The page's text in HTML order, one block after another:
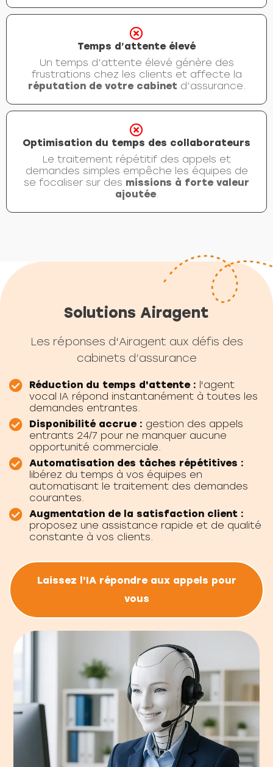
Temps d’attente élevé
Un temps d’attente élevé génère des
frustrations chez les clients et affecte la
réputation de votre cabinetd’assurance.
Optimisation du temps des collaborateurs
Le traitement répétitif des appels et
demandes simples empêche les équipes de
se focaliser sur des missions à forte valeur
ajoutée.
Solutions Airagent
Les réponses d'Airagent aux défis des
cabinets d’assurance
Réduction du temps d'attente : l'agent
vocal IA répond instantanément à toutes les
demandes entrantes.
Disponibilité accrue : gestion des appels
entrants 24/7 pour ne manquer aucune
opportunité commerciale.
Automatisation des tâches répétitives :
libérez du temps à vos équipes en
automatisant le traitement des demandes
courantes.
Augmentation de la satisfaction client :
proposez une assistance rapide et de qualité
constante à vos clients.
Laissez l'IA répondre aux appels pour
vous